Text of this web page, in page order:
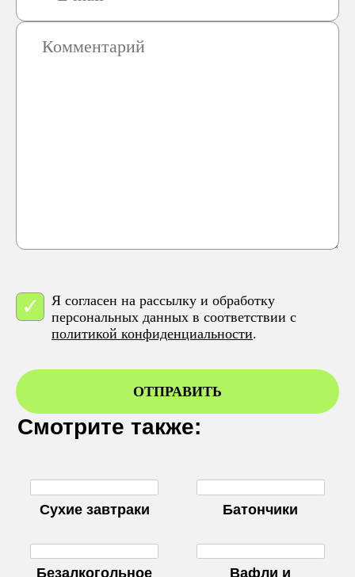
Я согласен на рассылку и обработку
персональных данных в соответствии с
политикой конфиденциальности.
ОТПРАВИТЬ
Смотрите также:
Cухие завтраки Батончики
Безалкогольное Вафли и